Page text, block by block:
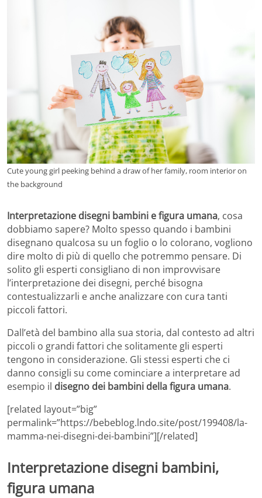
Cute young girl peeking behind a draw of her family, room interior on
the background
Interpretazione disegni bambini e figura umana, cosa
dobbiamo sapere? Molto spesso quando i bambini
disegnano qualcosa su un foglio o lo colorano, vogliono
dire molto di più di quello che potremmo pensare. Di
solito gli esperti consigliano di non improvvisare
l’interpretazione dei disegni, perché bisogna
contestualizzarli e anche analizzare con cura tanti
piccoli fattori.
Dall’età del bambino alla sua storia, dal contesto ad altri
piccoli o grandi fattori che solitamente gli esperti
tengono in considerazione. Gli stessi esperti che ci
danno consigli su come cominciare a interpretare ad
esempio il disegno dei bambini della figura umana.
[related layout=”big”
permalink=”https://bebeblog.lndo.site/post/199408/la-
mamma-nei-disegni-dei-bambini”][/related]
Interpretazione disegni bambini,
figura umana